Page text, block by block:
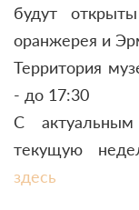
будут
оранжерея и
Территория
- до 17:30
С
текущую
здесь